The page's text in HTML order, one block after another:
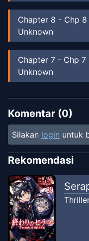
Chapter 8 - Chp 8
Unknown
Chapter 7 - Chp 7
Unknown
Chapter6-Chp 6
Unknown
Chapter5-Chp 5
Unknown
Chapter4
Chp 4
Unknown
Chapter3
Unknown
Komentar (0)
Silakan login untuk
Rekomendasi
Thriller